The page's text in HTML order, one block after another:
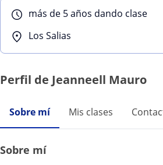
más de 5 años dando clase
Los Salias
Perfil de Jeanneell Mauro
Sobre mí Mis clases
Sobre mí